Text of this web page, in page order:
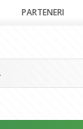
PARTENERI